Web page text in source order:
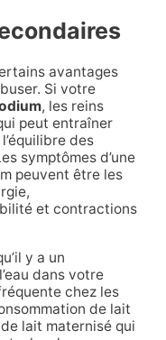
avantages
Si votre
, les reins
peut entraîner
des
symptômes d’une
peuvent être les
et contractions
y a un
dans votre
chez les
de lait
lait maternisé qui